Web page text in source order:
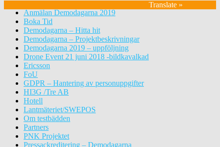
Anmälan Demodagarna 2019
Boka Tid
Demodagarna – Hitta hit
Demodagarna – Projektbeskrivningar
Demodagarna 2019 – uppföljning
Drone Event 21 juni 2018 -bildkavalkad
Ericsson
FoU
GDPR – Hantering av personuppgifter
HI3G /Tre AB
Hotell
Lantmäteriet/SWEPOS
Om testbädden
Partners
PNK Projektet
Pressackreditering – Demodagarna
Translate »